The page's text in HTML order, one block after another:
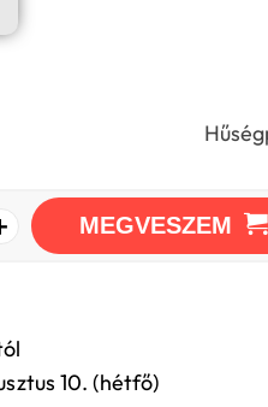
MEGVESZEM
10. (hétfő)